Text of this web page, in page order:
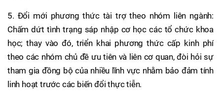
5. Đổi mới phương thức tài trợ theo nhóm liên ngành:
Chấm dứt tình trạng sáp nhập cơ học các tổ chức khoa
học; thay vào đó, triển khai phương thức cấp kinh phí
theo các nhóm chủ đề ưu tiên và liên cơ quan, đòi hỏi sự
tham gia đồng bộ của nhiều lĩnh vực nhằm bảo đảm tính
linh hoạt trước các biến đổi thực tiễn.